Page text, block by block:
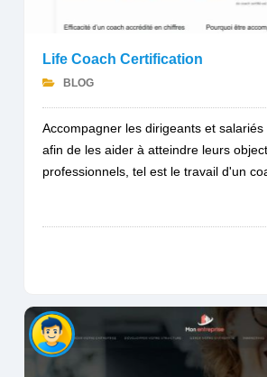
Life Coach Certification
BLOG
Accompagner les dirigeants et
afin de les aider à atteindre leurs
professionnels, tel est le travail d'un